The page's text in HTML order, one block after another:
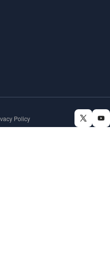
Policy